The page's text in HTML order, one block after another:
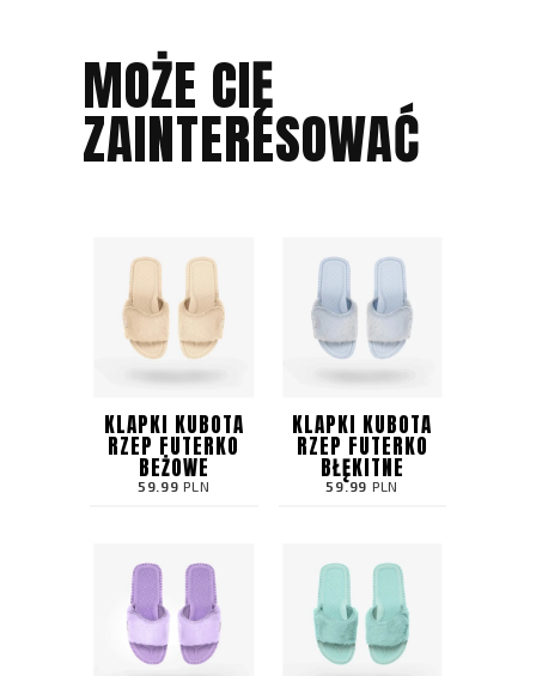
MOŻE CIĘ
ZAINTERESOWAĆ
KLAPKI KUBOTA
RZEP FUTERKO
BEŻOWE
59.99 PLN
KLAPKI KUBOTA
RZEP FUTERKO
BŁĘKITNE
59.99 PLN